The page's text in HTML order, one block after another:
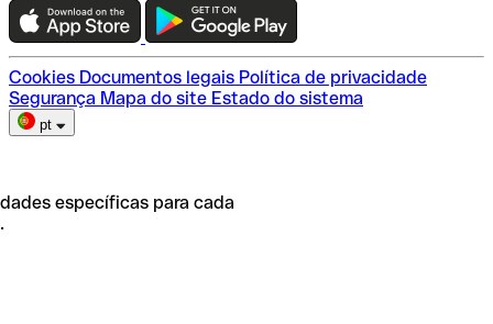
Escolha do plano
Cookies Documentos legais Política de privacidade
Segurança Mapa do site Estado do sistema
pt
específicas para cada